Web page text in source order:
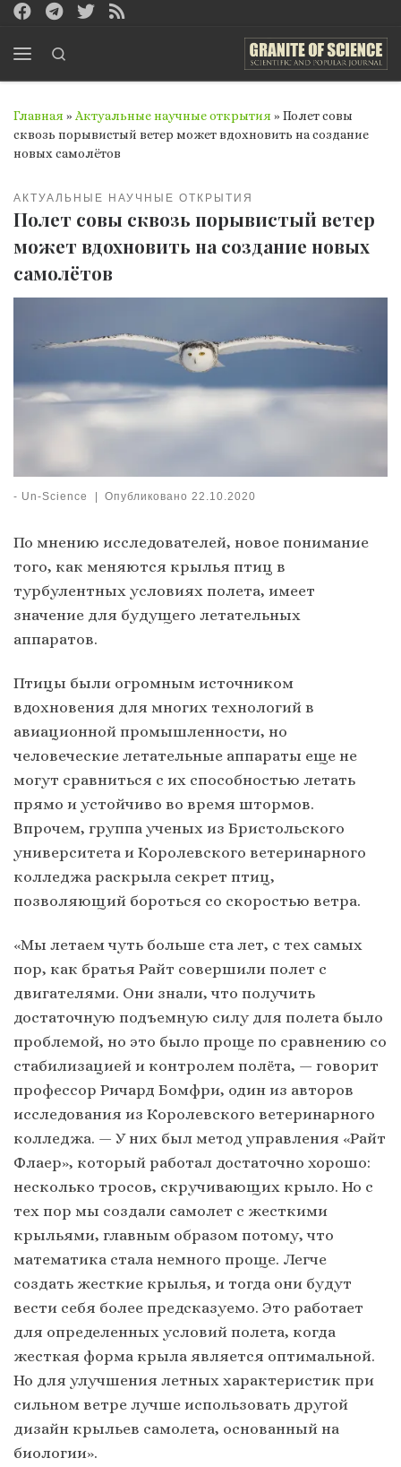
Перейти к содержимому
Главная » Актуальные научные открытия » Полет совы
сквозь порывистый ветер может вдохновить на создание
новых самолётов
АКТУАЛЬНЫЕ НАУЧНЫЕ ОТКРЫТИЯ
Полет совы сквозь порывистый ветер
может вдохновить на создание новых
самолётов
- Un-Science | Опубликовано 22.10.2020
По мнению исследователей, новое понимание
того, как меняются крылья птиц в
турбулентных условиях полета, имеет
значение для будущего летательных
аппаратов.
Птицы были огромным источником
вдохновения для многих технологий в
авиационной промышленности, но
человеческие летательные аппараты еще не
могут сравниться с их способностью летать
прямо и устойчиво во время штормов.
Впрочем, группа ученых из Бристольского
университета и Королевского ветеринарного
колледжа раскрыла секрет птиц,
позволяющий бороться со скоростью ветра.
«Мы летаем чуть больше ста лет, с тех самых
пор, как братья Райт совершили полет с
двигателями. Они знали, что получить
достаточную подъемную силу для полета было
проблемой, но это было проще по сравнению со
стабилизацией и контролем полёта, — говорит
профессор Ричард Бомфри, один из авторов
исследования из Королевского ветеринарного
колледжа. — У них был метод управления «Райт
Флаер», который работал достаточно хорошо:
несколько тросов, скручивающих крыло. Но с
тех пор мы создали самолет с жесткими
крыльями, главным образом потому, что
математика стала немного проще. Легче
создать жесткие крылья, и тогда они будут
вести себя более предсказуемо. Это работает
для определенных условий полета, когда
жесткая форма крыла является оптимальной.
Но для улучшения летных характеристик при
сильном ветре лучше использовать другой
дизайн крыльев самолета, основанный на
биологии».